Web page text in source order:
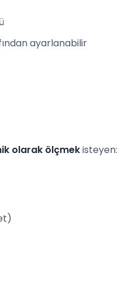
ayarlanabilir
olarak ölçmekisteyen: